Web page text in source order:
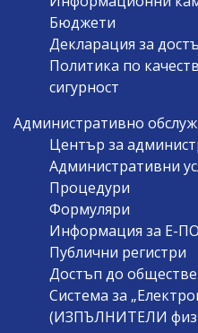
Бюджети
Декларация за
Политика по
сигурност
Административно
Център за
Административни
Процедури
Формуляри
Информация за Е-
Публични регистри
Достъп до
Система за
(ИЗПЪЛНИТЕЛИ